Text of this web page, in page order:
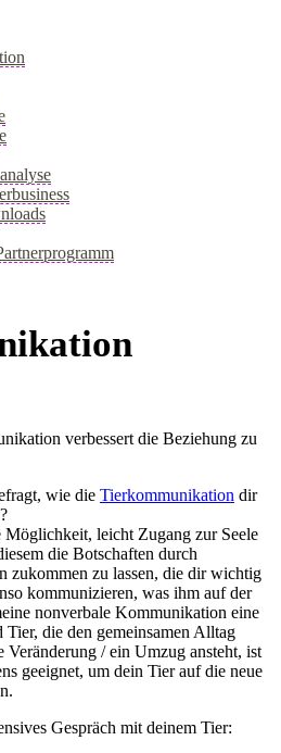
verbessert die Beziehung zu
wie die Tierkommunikation dir
leicht Zugang zur Seele
die Botschaften durch
zukommen zu lassen, die dir wichtig
kommunizieren, was ihm auf der
nonverbale Kommunikation eine
die den gemeinsamen Alltag
Veränderung / ein Umzug ansteht, ist
geeignet, um dein Tier auf die neue
Gespräch mit deinem Tier: